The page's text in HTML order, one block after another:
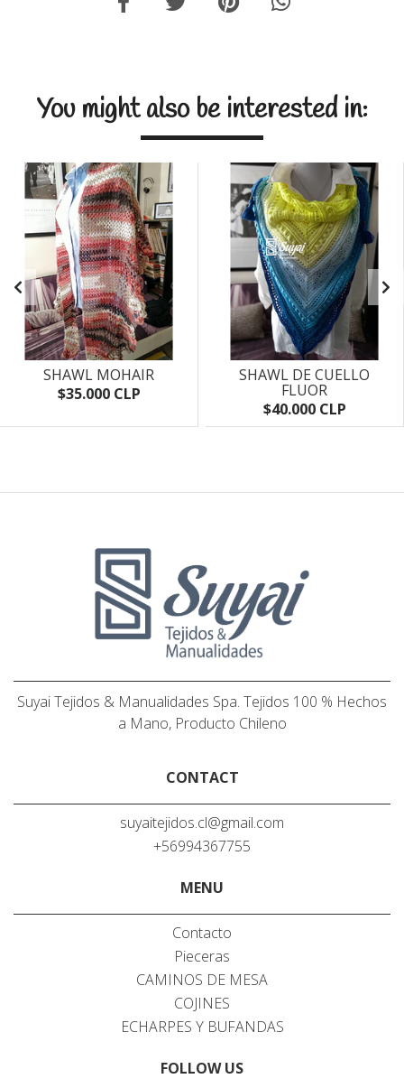
You might also be interested in:
SHAWL MOHAIR
$35.000 CLP
SHAWL DE CUELLO
FLUOR
$40.000 CLP
Suyai Tejidos & Manualidades Spa. Tejidos 100 % Hechos
a Mano, Producto Chileno
CONTACT
suyaitejidos.cl@gmail.com
+56994367755
MENU
Contacto
Pieceras
CAMINOS DE MESA
COJINES
ECHARPES Y BUFANDAS
FOLLOW US